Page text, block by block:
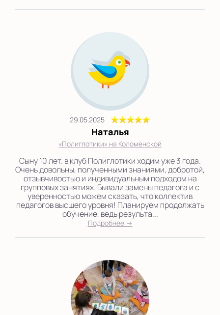
29.05.2025
Наталья
«Полиглотики» на Коломенской
Сыну 10 лет. в клуб Полиглотики ходим уже 3 года.
Очень довольны, полученными знаниями, добротой,
отзывчивостью и индивидуальным подходом на
групповых занятиях. Бывали замены педагога и с
уверенностью можем сказать, что коллектив
педагогов высшего уровня! Планируем продолжать
обучение, ведь результа...
Подробнее →